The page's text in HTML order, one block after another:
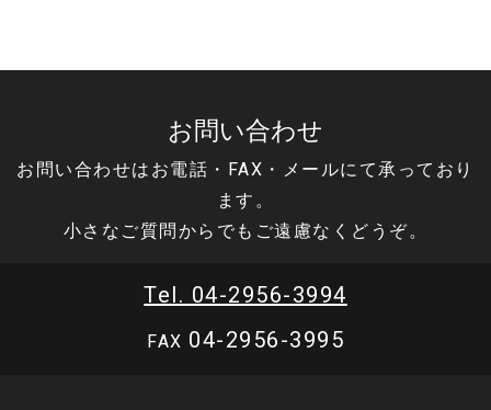
お問い合わせ
お問い合わせはお電話・FAX・メールにて承っており
ます。
小さなご質問からでもご遠慮なくどうぞ。
Tel. 04-2956-3994
FAX 04-2956-3995